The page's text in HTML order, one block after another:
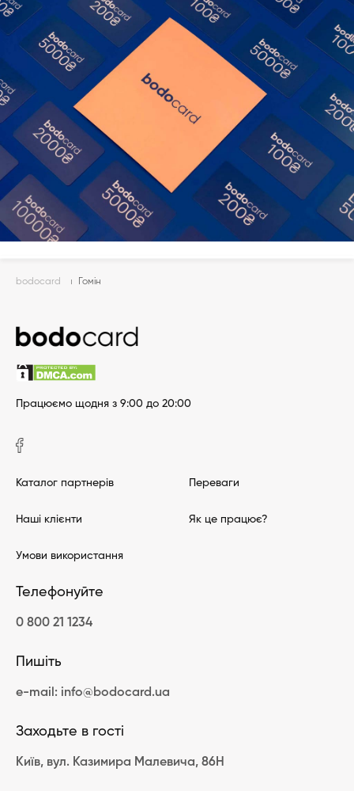
bodocard Гомін
Працюємо щодня з 9:00 до 20:00
Каталог партнерів Переваги
Наші клієнти Як це працює?
Умови використання
Телефонуйте
0 800 21 1234
Пишіть
e-mail: info@bodocard.ua
Заходьте в гості
Київ, вул. Казимира Малевича, 86Н